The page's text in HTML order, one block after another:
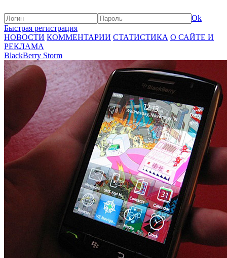
Ok
Быстрая регистрация
НОВОСТИ КОММЕНТАРИИ СТАТИСТИКА О САЙТЕ И
РЕКЛАМА
BlackBerry Storm